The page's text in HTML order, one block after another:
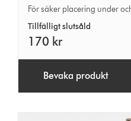
matta
För säker placering under
Tillfälligt slutsåld
170 kr
Bevaka produkt